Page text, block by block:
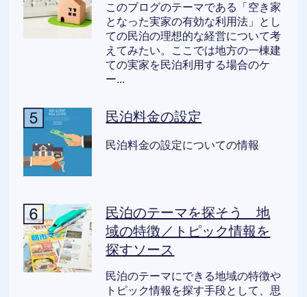
このブログのテーマである「空き家
となった実家の有効な利用法」とし
ての民泊の理想的な経営について考
えてみたい。ここでは地方の一棟建
ての実家を民泊利用する場合のケ
ー...
民泊料金の設定
民泊料金の設定についての情報
民泊のテーマを探そう 地
域の特徴／トピック情報を
探すソース
民泊のテーマにできる地域の特徴や
トピック情報を探す手段として、思